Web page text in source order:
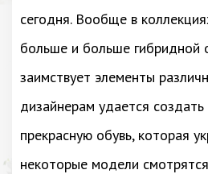
сегодня. Вообще в
больше и больше гибридной
заимствует элементы
дизайнерам удается
прекрасную обувь, которая
некоторые модели